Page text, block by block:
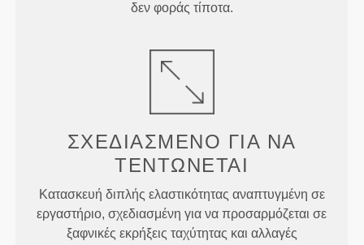
δεν φοράς τίποτα.
ΣΧΕΔΙΑΣΜΈΝΟ ΓΙΑ ΝΑ
ΤΕΝΤΏΝΕΤΑΙ
Κατασκευή διπλής ελαστικότητας αναπτυγμένη σε
εργαστήριο, σχεδιασμένη για να προσαρμόζεται σε
ξαφνικές εκρήξεις ταχύτητας και αλλαγές